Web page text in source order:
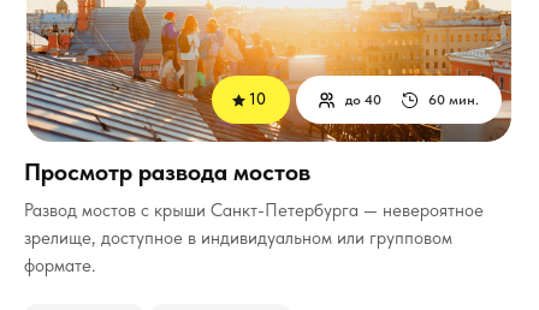
Развод мостов с крыши Санкт-Петербурга — невероятное
зрелище, доступное в индивидуальном или групповом
формате.
60 мин.
до 40
Просмотр развода мостов
10